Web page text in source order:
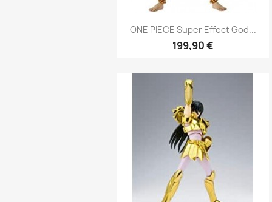
Aperçu rapide
ONE PIECE Super Effect God...
199,90 €